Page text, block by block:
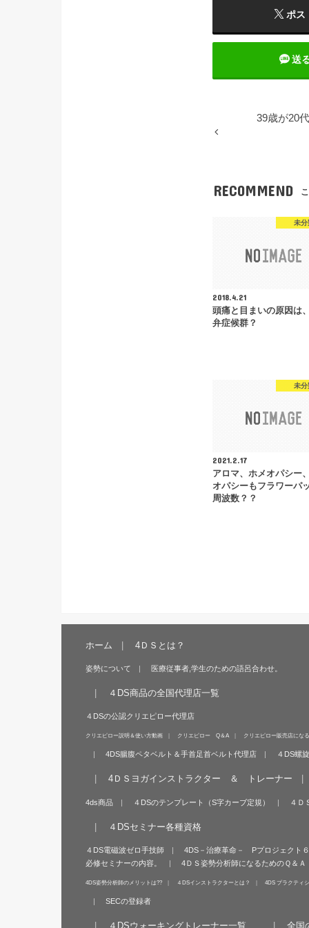
ポス
送
39歳が20
RECOMMEND
未分
2018.4.21
頭痛と目まいの原因は
弁症候群？
未分
2021.2.17
アロマ、ホメオパシー
オパシーもフラワーパ
周波数？？
ホーム 4ＤＳとは？
姿勢について 医療従事者,学生のための語呂合わせ。
４DS商品の全国代理店一覧
４DSの公認クリエピロー代理店
クリエピロー説明＆使い方動画 クリエピロー Q＆A クリエピロー販売店にな
4DS腸腹ペタベルト＆手首足首ベルト代理店 ４DS螺
4ＤＳヨガインストラクター ＆ トレーナー
4ds商品 ４DSのテンプレート（S字カーブ定規） ４Ｄ
４DSセミナー各種資格
４DS電磁波ゼロ手技師
4DS－治療革命－ Pプロジェクト
必修セミナーの内容。
4ＤＳ姿勢分析師になるためのＱ＆Ａ
4DS姿勢分析師のメリットは?? ４DSインストラクターとは？ 4DS プラクティ
SECの登録者
４DSウォーキングトレーナー一覧 全国